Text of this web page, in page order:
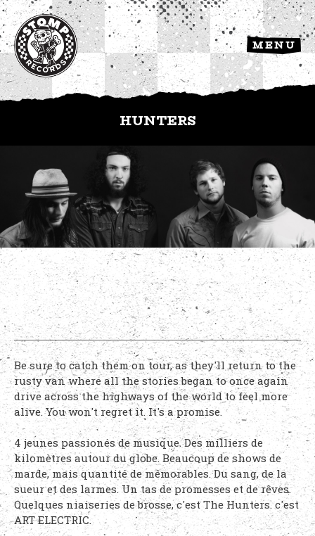
MENU
HUNTERS
Be sure to catch them on tour, as they'll return to the
rusty van where all the stories began to once again
drive across the highways of the world to feel more
alive. You won't regret it. It's a promise.
4 jeunes passionés de musique. Des milliers de
kilomètres autour du globe. Beaucoup de shows de
marde, mais quantité de mémorables. Du sang, de la
sueur et des larmes. Un tas de promesses et de rêves.
Quelques niaiseries de brosse, c'est The Hunters. c'est
ART ELECTRIC.